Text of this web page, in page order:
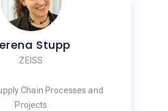
Stupp
ZEISS
Chain Processes and
Projects